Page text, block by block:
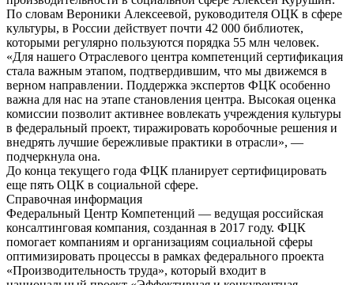
По словам Вероники Алексеевой, руководителя ОЦК в сфере
культуры, в России действует почти 42 000 библиотек,
которыми регулярно пользуются порядка 55 млн человек.
«Для нашего Отраслевого центра компетенций сертификация
стала важным этапом, подтвердившим, что мы движемся в
верном направлении. Поддержка экспертов ФЦК особенно
важна для нас на этапе становления центра. Высокая оценка
комиссии позволит активнее вовлекать учреждения культуры
в федеральный проект, тиражировать коробочные решения и
внедрять лучшие бережливые практики в отрасли», —
подчеркнула она.
До конца текущего года ФЦК планирует сертифицировать
еще пять ОЦК в социальной сфере.
Справочная информация
Федеральный Центр Компетенций — ведущая российская
консалтинговая компания, созданная в 2017 году. ФЦК
помогает компаниям и организациям социальной сферы
оптимизировать процессы в рамках федерального проекта
«Производительность труда», который входит в